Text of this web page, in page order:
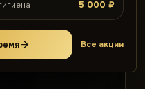
5 000 ₽
Все акции